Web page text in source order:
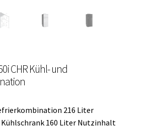
CHR Kühl- und
216 Liter
160 Liter Nutzinhalt